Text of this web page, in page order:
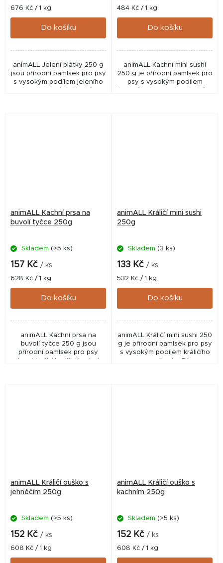
Měrná
cena:
676 Kč / 1 kg
Do košíku
animALL Jelení plátky 250 g
jsou přírodní pamlsek pro psy
s vysokým podílem jeleního
Měrná
cena:
484 Kč / 1 kg
Do košíku
animALL Kachní mini sushi
250 g je přírodní pamlsek pro
psy s vysokým podílem
animALL Kachní prsa na
buvolí tyčce 250g
Skladem (>5 ks)
157 Kč / ks
Měrná
cena:
628 Kč / 1 kg
Do košíku
animALL Kachní prsa na
buvolí tyčce 250 g jsou
přírodní pamlsek pro psy
kombinující kvalitní kachní
animALL Králičí mini sushi
250g
Skladem (3 ks)
133 Kč / ks
Měrná
cena:
532 Kč / 1 kg
Do košíku
animALL Králičí mini sushi 250
g je přírodní pamlsek pro psy
s vysokým podílem králičího
masa a tresky. Díky
animALL Králičí ouško s
jehněčím 250g
Skladem (>5 ks)
152 Kč / ks
Měrná
cena:
608 Kč / 1 kg
animALL Králičí ouško s
kachním 250g
Skladem (>5 ks)
152 Kč / ks
Měrná
cena:
608 Kč / 1 kg